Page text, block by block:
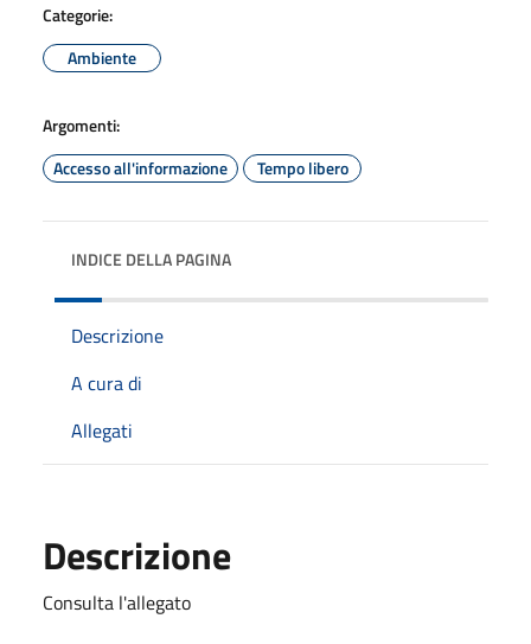
Categorie:
Ambiente
Argomenti:
Accesso all'informazione
Tempo libero
INDICE DELLA PAGINA
Descrizione
A cura di
Allegati
Descrizione
Consulta l'allegato